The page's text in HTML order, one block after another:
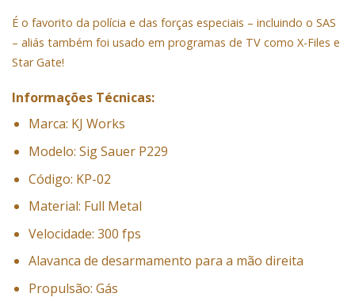
É o favorito da polícia e das forças especiais – incluindo o SAS
– aliás também foi usado em programas de TV como X-Files e
Star Gate!
Informações Técnicas:
Marca: KJ Works
Modelo: Sig Sauer P229
Código: KP-02
Material: Full Metal
Velocidade: 300 fps
Alavanca de desarmamento para a mão direita
Propulsão: Gás